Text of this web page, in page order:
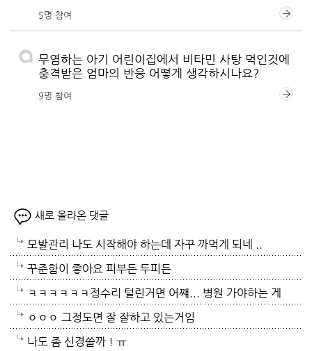
5명 참여
무염하는 아기 어린이집에서 비타민 사탕 먹인것에
충격받은 엄마의 반응 어떻게 생각하시나요?
9명 참여
새로 올라온 댓글
모발관리 나도 시작해야 하는데 자꾸 까먹게 되네 ..
꾸준함이 좋아요 피부든 두피든
ㅋㅋㅋㅋㅋㅋ정수리 털린거면 어쨰... 병원 가야하는 게
아닌지..
ㅇㅇㅇ 그정도면 잘 잘하고 있는거임
나도 좀 신경쓸까 ! ㅠ